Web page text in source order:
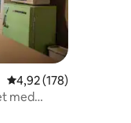
4,92 av 5 i
4,92 (178)
med